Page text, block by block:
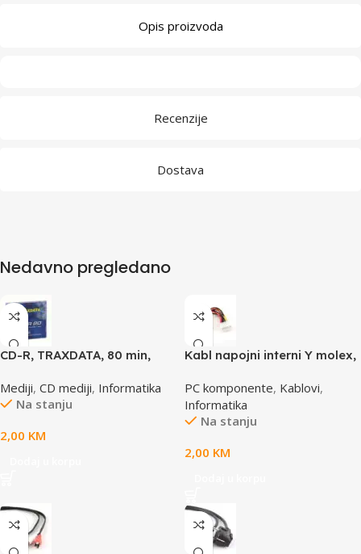
Opis proizvoda
Recenzije
Dostava
Nedavno pregledano
CD-R, TRAXDATA, 80 min,
Mediji, CD mediji, Informatika
Na stanju
2,00 KM
Kabl napojni interni Y molex,
4pin 1x female to 2x male
PC komponente, Kablovi,
Informatika
Na stanju
2,00 KM